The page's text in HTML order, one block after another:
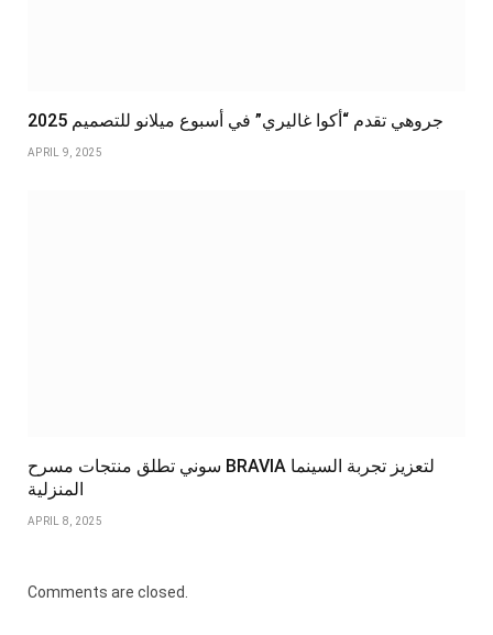
جروهي تقدم “أكوا غاليري” في أسبوع ميلانو للتصميم 2025
APRIL 9, 2025
سوني تطلق منتجات مسرح BRAVIA لتعزيز تجربة السينما
المنزلية
APRIL 8, 2025
Comments are closed.